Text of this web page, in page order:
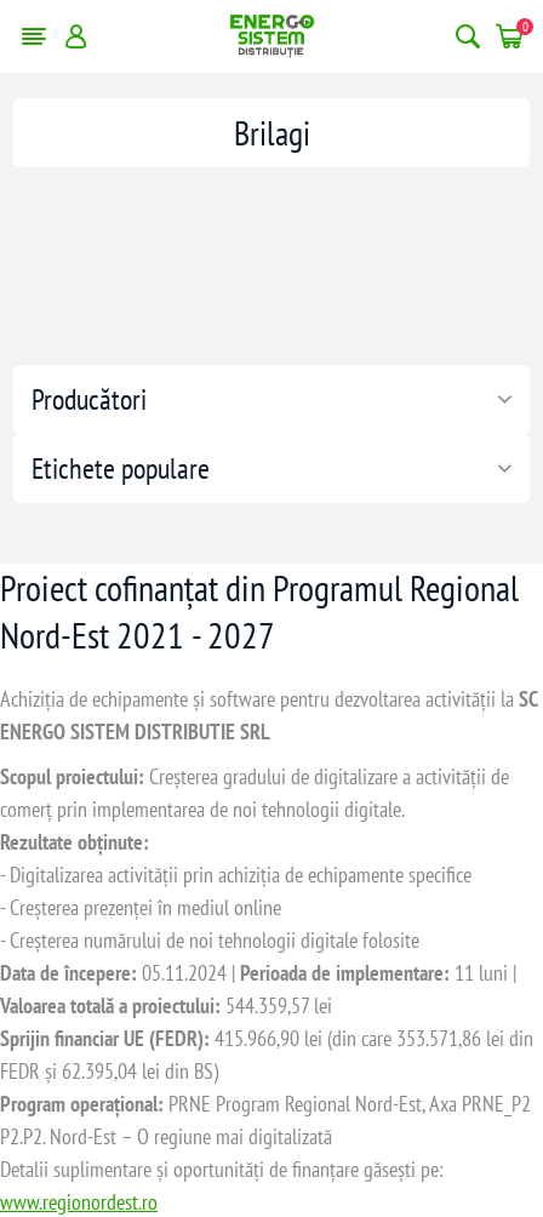
0
Producători
Etichete populare
Brilagi
Proiect cofinanțat din Programul Regional
Nord-Est 2021 - 2027
Achiziția de echipamente și software pentru dezvoltarea activității laSC
ENERGO SISTEM DISTRIBUTIE SRL
Scopul proiectului: Creșterea gradului de digitalizare a activității de
comerț prin implementarea de noi tehnologii digitale.
Rezultate obținute:
- Digitalizarea activității prin achiziția de echipamente specifice
- Creșterea prezenței în mediul online
- Creșterea numărului de noi tehnologii digitale folosite
Data de începere: 05.11.2024 | Perioada de implementare: 11 luni |
Valoarea totală a proiectului: 544.359,57 lei
Sprijin financiar UE (FEDR): 415.966,90 lei (din care 353.571,86 lei din
FEDR și 62.395,04 lei din BS)
Program operațional: PRNE Program Regional Nord-Est, Axa PRNE_P2
P2.P2. Nord-Est – O regiune mai digitalizată
Detalii suplimentare și oportunități de finanțare găsești pe:
www.regionordest.ro